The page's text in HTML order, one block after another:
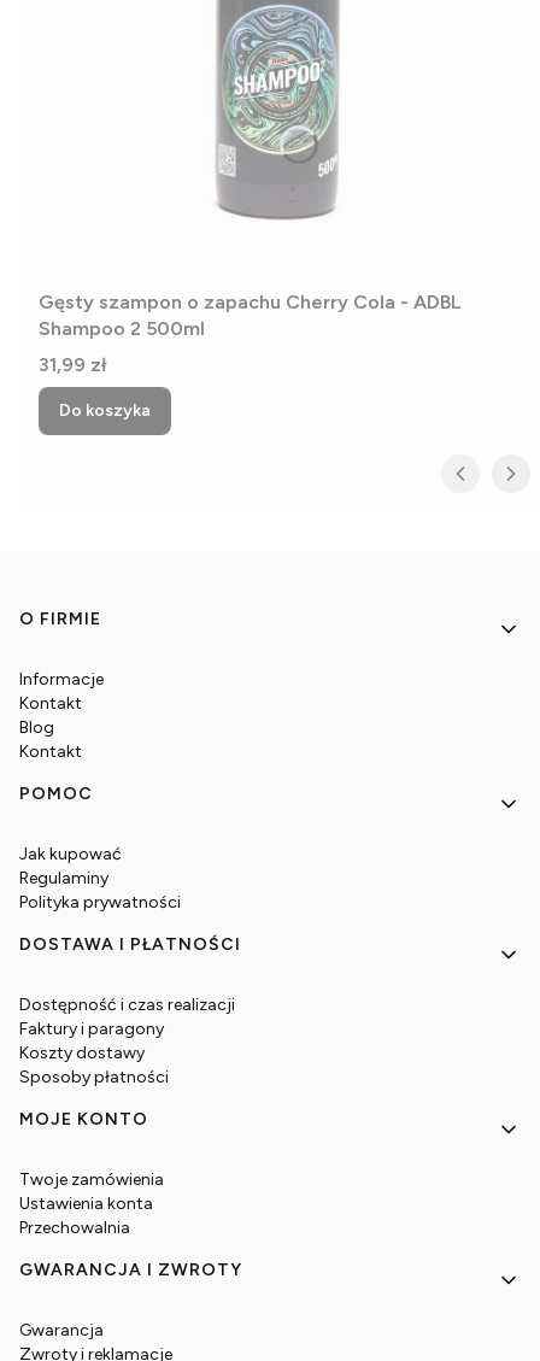
Gęsty szampon o zapachu Cherry Cola - ADBL
Shampoo 2 500ml
Cena
31,99 zł
Do koszyka
Linki w stopce
O FIRMIE
Informacje
Kontakt
Blog
Kontakt
POMOC
Jak kupować
Regulaminy
Polityka prywatności
DOSTAWA I PŁATNOŚCI
Dostępność i czas realizacji
Faktury i paragony
Koszty dostawy
Sposoby płatności
MOJE KONTO
Twoje zamówienia
Ustawienia konta
Przechowalnia
GWARANCJA I ZWROTY
Gwarancja
Zwroty i reklamacje